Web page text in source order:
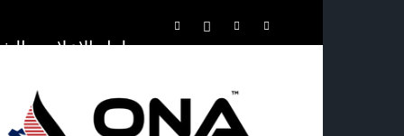
حلول الإعلان
ONA™
NEWS